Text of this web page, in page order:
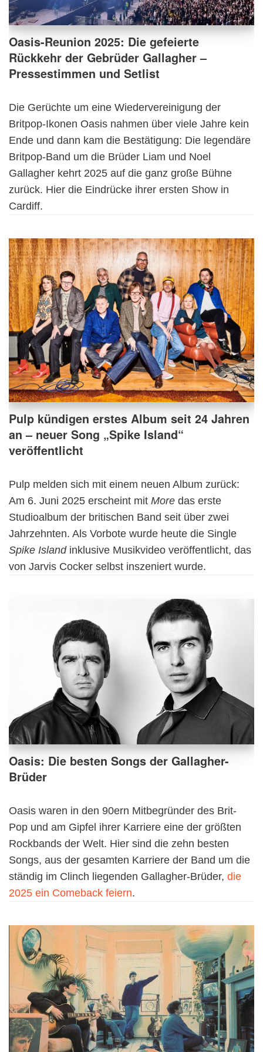
Oasis-Reunion 2025: Die gefeierte
Rückkehr der Gebrüder Gallagher –
Pressestimmen und Setlist
Die Gerüchte um eine Wiedervereinigung der
Britpop-Ikonen Oasis nahmen über viele Jahre kein
Ende und dann kam die Bestätigung: Die legendäre
Britpop-Band um die Brüder Liam und Noel
Gallagher kehrt 2025 auf die ganz große Bühne
zurück. Hier die Eindrücke ihrer ersten Show in
Cardiff.
Pulp kündigen erstes Album seit 24 Jahren
an – neuer Song „Spike Island“
veröffentlicht
Pulp melden sich mit einem neuen Album zurück:
Am 6. Juni 2025 erscheint mit More das erste
Studioalbum der britischen Band seit über zwei
Jahrzehnten. Als Vorbote wurde heute die Single
Spike Islandinklusive Musikvideo veröffentlicht, das
von Jarvis Cocker selbst inszeniert wurde.
Oasis: Die besten Songs der Gallagher-
Brüder
Oasis waren in den 90ern Mitbegründer des Brit-
Pop und am Gipfel ihrer Karriere eine der größten
Rockbands der Welt. Hier sind die zehn besten
Songs, aus der gesamten Karriere der Band um die
ständig im Clinch liegenden Gallagher-Brüder, die
2025 ein Comeback feiern.